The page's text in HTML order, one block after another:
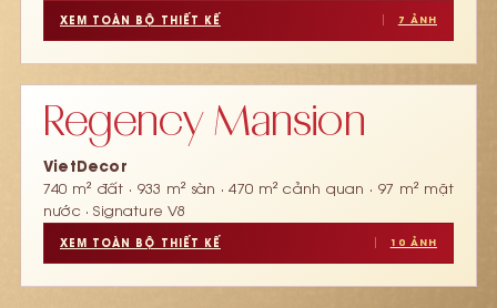
XEM TOÀN BỘ THIẾT KẾ 7 ẢNH
‹ ›
Regency Mansion
VietDecor
740 m² đất · 933 m² sàn · 470 m² cảnh quan · 97 m² mặt
nước · Signature V8
XEM TOÀN BỘ THIẾT KẾ 10 ẢNH